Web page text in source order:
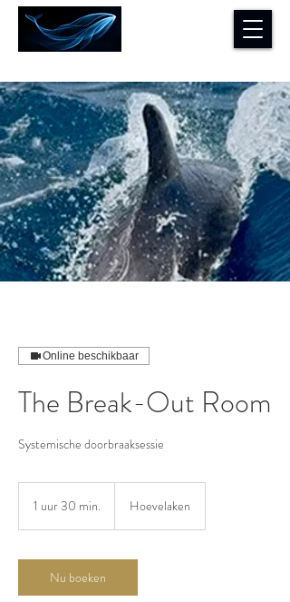
Online beschikbaar
The Break-Out Room
Systemische doorbraaksessie
1 uur 30 min.
3
0
m
Hoevelaken
Nu boeken